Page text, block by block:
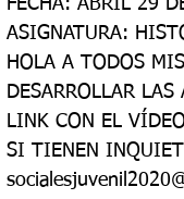
Grado 6 -2
Grado 9 -2
INSTITUCIONAL
FECHA: ABRIL 29
ASIGNATURA:
HOLA A TODOS
DESARROLLAR
LINK CON EL
SI TIENEN